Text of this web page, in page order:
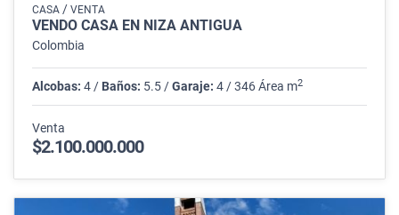
CASA / VENTA
VENDO CASA EN NIZA ANTIGUA
Colombia
Alcobas: 4 / Baños: 5.5 /Garaje: 4 / 346 Área m2
Venta
$2.100.000.000